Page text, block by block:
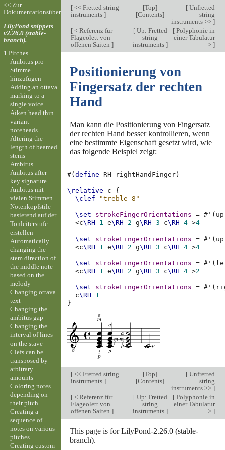
[<< Fretted string
instruments ]
[Top]
[Contents]
[Unfretted
string
instruments >> ]
[< Referenz für
Flageolett von
offenen Saiten ]
[Up: Fretted
string
instruments ]
[Polyphonie in
einer Tabulatur
> ]
Positionierung von
Fingersatz der rechten
Hand
Man kann die Positionierung von Fingersatz
der rechten Hand besser kontrollieren, wenn
eine bestimmte Eigenschaft gesetzt wird, wie
das folgende Beispiel zeigt:
#(define RH rightHandFinger )
\relative c
{
\clef
"treble_8"
\set strokeFingerOrientations = # ' ( up
<c\RH 1 e\RH 2 g\RH 3 c\RH 4 >4
\set strokeFingerOrientations = # ' ( up
<c\RH 1 e\RH 2 g\RH 3 c\RH 4 >4
\set strokeFingerOrientations = # ' (
<c\RH 1 e\RH 2 g\RH 3 c\RH 4 >2
\set strokeFingerOrientations = # ' (
c\RH
1
}
[<< Fretted string
instruments ]
[Top]
[Contents]
[Unfretted
string
instruments >> ]
[< Referenz für
Flageolett von
offenen Saiten ]
[Up: Fretted
string
instruments ]
[Polyphonie in
einer Tabulatur
> ]
This page is for LilyPond-2.26.0 (stable-
branch).
<< Zur
Dokumentationsübersicht
LilyPond snippets
v2.26.0 (stable-
branch).
1 Pitches
Ambitus pro
Stimme
hinzufügen
Adding an ottava
marking to a
single voice
Aiken head thin
variant
noteheads
Altering the
length of beamed
stems
Ambitus
Ambitus after
key signature
Ambitus mit
vielen Stimmen
Notenkopfstile
basierend auf der
Tonleiterstufe
erstellen
Automatically
changing the
stem direction of
the middle note
based on the
melody
Changing ottava
text
Changing the
ambitus gap
Changing the
interval of lines
on the stave
Clefs can be
transposed by
arbitrary
amounts
Coloring notes
depending on
their pitch
Creating a
sequence of
notes on various
pitches
Creating custom